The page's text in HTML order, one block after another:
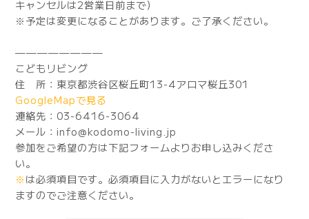
キャンセルは2営業日前まで）
※予定は変更になることがあります。ご了承ください。
————————
こどもリビング
住 所：東京都渋谷区桜丘町13-4アロマ桜丘301
GoogleMapで見る
連絡先：03-6416-3064
メール：info@kodomo-living.jp
参加をご希望の方は下記フォームよりお申し込みくださ
い。
※は必須項目です。必須項目に入力がないとエラーになり
ますのでご注意ください。